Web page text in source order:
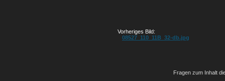
Vorheriges Bild:
08527_110_11B_32-db.jpg
Fragen zum Inhalt